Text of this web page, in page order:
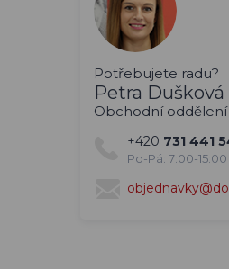
Potřebujete radu?
Petra Dušková
Obchodní
+420 731 441
Po-Pá: 7:00-